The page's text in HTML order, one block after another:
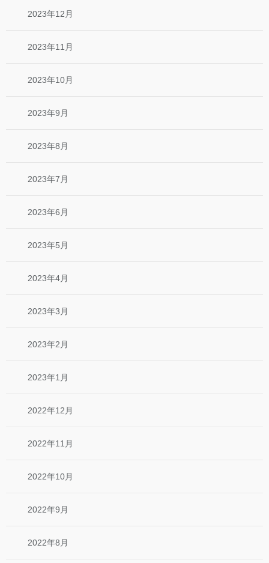
2023年12月
2023年11月
2023年10月
2023年9月
2023年8月
2023年7月
2023年6月
2023年5月
2023年4月
2023年3月
2023年2月
2023年1月
2022年12月
2022年11月
2022年10月
2022年9月
2022年8月